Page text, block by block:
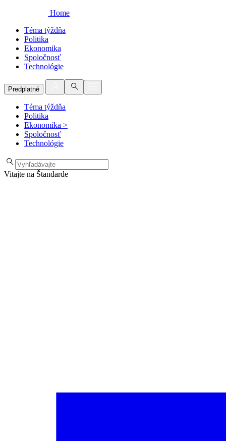
Home
Téma týždňa
Politika
Ekonomika
Spoločnosť
Technológie
Predplatné
Téma týždňa
Politika
Ekonomika >
Spoločnosť
Technológie
Vitajte na Štandarde